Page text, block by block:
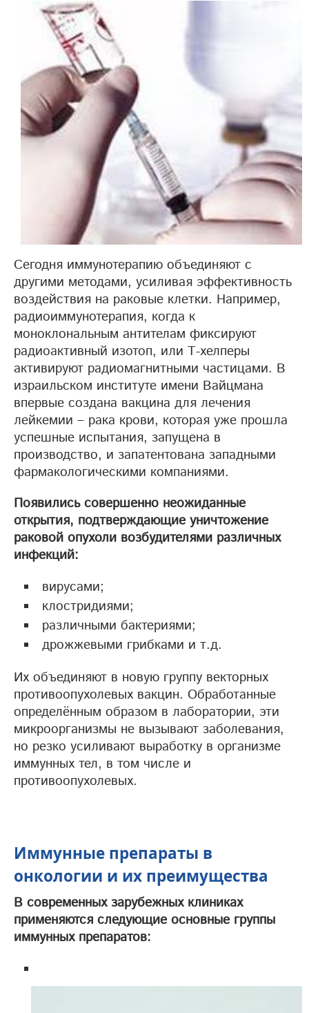
Сегодня иммунотерапию объединяют с
другими методами, усиливая эффективность
воздействия на раковые клетки. Например,
радиоиммунотерапия, когда к
моноклональным антителам фиксируют
радиоактивный изотоп, или Т-хелперы
активируют радиомагнитными частицами. В
израильском институте имени Вайцмана
впервые создана вакцина для лечения
лейкемии – рака крови, которая уже прошла
успешные испытания, запущена в
производство, и запатентована западными
фармакологическими компаниями.
Появились совершенно неожиданные
открытия, подтверждающие уничтожение
раковой опухоли возбудителями различных
инфекций:
вирусами;
клостридиями;
различными бактериями;
дрожжевыми грибками и т.д.
Их объединяют в новую группу векторных
противоопухолевых вакцин. Обработанные
определённым образом в лаборатории, эти
микроорганизмы не вызывают заболевания,
но резко усиливают выработку в организме
иммунных тел, в том числе и
противоопухолевых.
Иммунные препараты в
онкологии и их преимущества
В современных зарубежных клиниках
применяются следующие основные группы
иммунных препаратов: